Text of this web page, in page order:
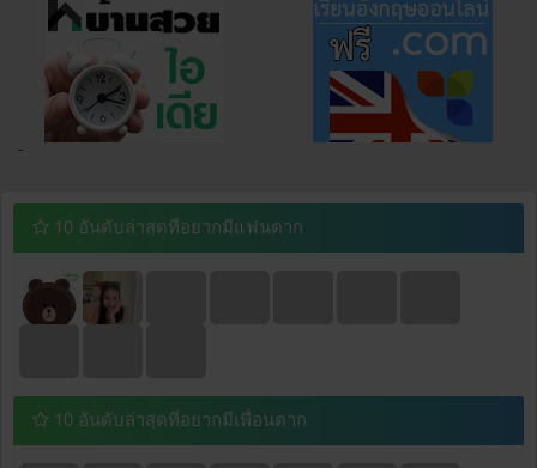
¯
10 อันดับล่าสุดที่อยากมีแฟนตาก
10 อันดับล่าสุดที่อยากมีเพื่อนตาก